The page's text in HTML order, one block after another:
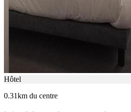
Hôtel
0.31km du centre